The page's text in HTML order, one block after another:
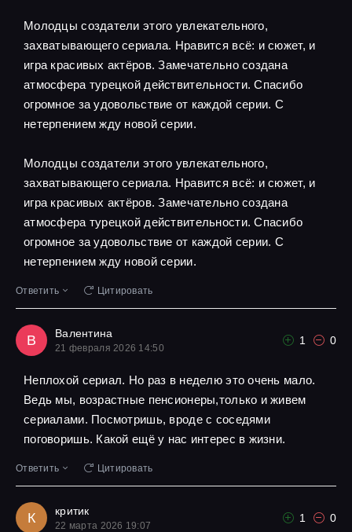
Молодцы создатели этого увлекательного,
захватывающего сериала. Нравится всё: и сюжет, и
игра красивых актёров. Замечательно создана
атмосфера турецкой действительности. Спасибо
огромное за удовольствие от каждой серии. С
нетерпением жду новой серии.
Молодцы создатели этого увлекательного,
захватывающего сериала. Нравится всё: и сюжет, и
игра красивых актёров. Замечательно создана
атмосфера турецкой действительности. Спасибо
огромное за удовольствие от каждой серии. С
нетерпением жду новой серии.
Ответить Цитировать
В Валентина
21 февраля 2026 14:50
1 0
Неплохой сериал. Но раз в неделю это очень мало.
Ведь мы, возрастные пенсионеры,только и живем
сериалами. Посмотришь, вроде с соседями
поговоришь. Какой ещё у нас интерес в жизни.
Ответить Цитировать
К критик
22 марта 2026 19:07
1 0